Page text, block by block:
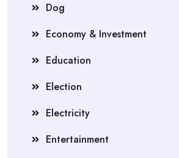
Dog
Economy & Investment
Education
Election
Electricity
Entertainment